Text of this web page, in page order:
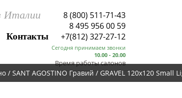
Италии
Контакты
8 (800) 511-71-43
8 495 956 00 59
Сегодня принимаем звонки
10.00 - 20.00
Время работы салонов
+7(812) 327-27-12
/ SANT AGOSTINO Гравий / GRAVEL 120x120 Small